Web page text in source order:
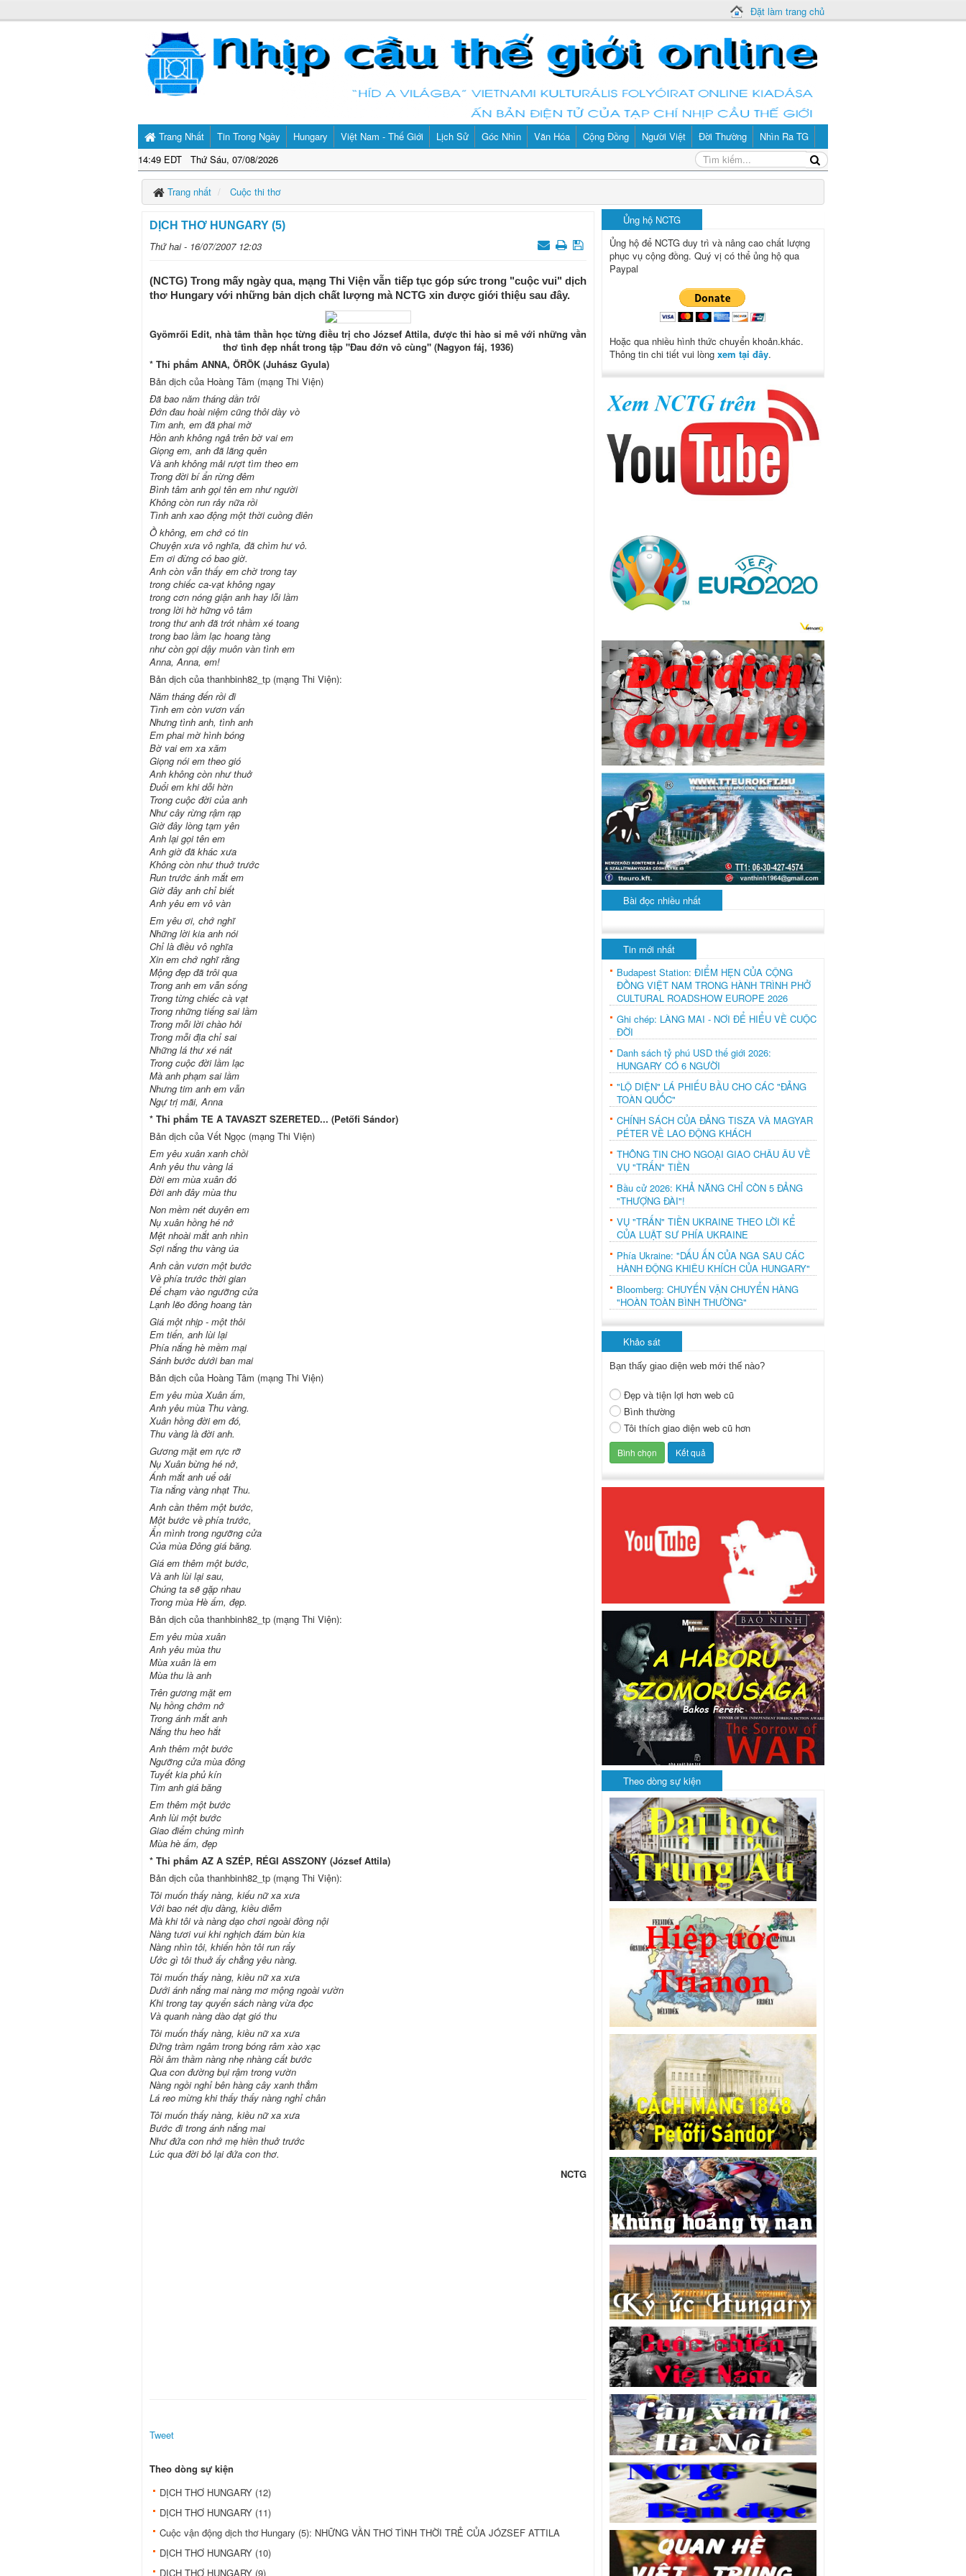
Đặt làm trang chủ
Trang Nhất
14:49 EDT Thứ Sáu, 07/08/2026
Tin Trong Ngày Hungary Việt Nam - Thế Giới Lịch Sử Góc Nhìn Văn Hóa Cộng Đồng Người Việt Đời Thường Nhìn Ra TG
Trang nhất Cuộc thi thơ
DỊCH THƠ HUNGARY (5)
Thứ hai - 16/07/2007 12:03
(NCTG) Trong mấy ngày qua, mạng Thi Viện vẫn tiếp tục góp sức trong "cuộc vui" dịch
thơ Hungary với những bản dịch chất lượng mà NCTG xin được giới thiệu sau đây.
Gyömrői Edit, nhà tâm thần học từng điều trị cho József Attila, được thi hào si mê với những vần
thơ tình đẹp nhất trong tập "Đau đớn vô cùng" (Nagyon fáj, 1936)
* Thi phẩm ANNA, ÖRÖK (Juhász Gyula)
Bản dịch của Hoàng Tâm (mạng Thi Viện)
Đã bao năm tháng dần trôi
Đớn đau hoài niệm cũng thôi dày vò
Tim anh, em đã phai mờ
Hồn anh không ngả trên bờ vai em
Giọng em, anh đã lãng quên
Và anh không mải rượt tìm theo em
Trong đời bí ẩn rừng đêm
Bình tâm anh gọi tên em như người
Không còn run rảy nữa rồi
Tình anh xao động một thời cuồng điên
Ồ không, em chớ có tin
Chuyện xưa vô nghĩa, đã chìm hư vô.
Em ơi đừng có bao giờ.
Anh còn vẫn thấy em chờ trong tay
trong chiếc ca-vạt không ngay
trong cơn nóng giận anh hay lỗi lầm
trong lời hờ hững vô tâm
trong thư anh đã trót nhầm xé toang
trong bao lầm lạc hoang tàng
như còn gọi dậy muôn vàn tình em
Anna, Anna, em!
Bản dịch của thanhbinh82_tp (mạng Thi Viện):
Năm tháng đến rồi đi
Tình em còn vươn vấn
Nhưng tình anh, tình anh
Em phai mờ hình bóng
Bờ vai em xa xăm
Giọng nói em theo gió
Anh không còn như thuở
Đuổi em khi dỗi hờn
Trong cuộc đời của anh
Như cây rừng rậm rạp
Giờ đây lòng tạm yên
Anh lại gọi tên em
Anh giờ đã khác xưa
Không còn như thuở trước
Run trước ánh mắt em
Giờ đây anh chỉ biết
Anh yêu em vô vàn
Em yêu ơi, chớ nghĩ
Những lời kia anh nói
Chỉ là điều vô nghĩa
Xin em chớ nghĩ rằng
Mộng đẹp đã trôi qua
Trong anh em vẫn sống
Trong từng chiếc cà vạt
Trong những tiếng sai lầm
Trong mỗi lời chào hỏi
Trong mỗi địa chỉ sai
Những lá thư xé nát
Trong cuộc đời lầm lạc
Mà anh phạm sai lầm
Nhưng tim anh em vẫn
Ngự trị mãi, Anna
* Thi phẩm TE A TAVASZT SZERETED... (Petőfi Sándor)
Bản dịch của Vết Ngọc (mạng Thi Viện)
Em yêu xuân xanh chồi
Anh yêu thu vàng lá
Đời em mùa xuân đó
Đời anh đây mùa thu
Non mềm nét duyên em
Nụ xuân hồng hé nở
Mệt nhoài mắt anh nhìn
Sợi nắng thu vàng úa
Anh cần vươn một bước
Về phía trước thời gian
Để chạm vào ngưỡng cửa
Lạnh lẽo đông hoang tàn
Giá một nhịp - một thôi
Em tiến, anh lùi lại
Phía nắng hè mềm mại
Sánh bước dưới ban mai
Bản dịch của Hoàng Tâm (mạng Thi Viện)
Em yêu mùa Xuân ấm,
Anh yêu mùa Thu vàng.
Xuân hồng đời em đó,
Thu vàng là đời anh.
Gương mặt em rực rỡ
Nụ Xuân bừng hé nở,
Ánh mắt anh uể oải
Tia nắng vàng nhạt Thu.
Anh cần thêm một bước,
Một bước về phía trước,
Ẩn mình trong ngưỡng cửa
Của mùa Đông giá băng.
Giá em thêm một bước,
Và anh lùi lại sau,
Chúng ta sẽ gặp nhau
Trong mùa Hè ấm, đẹp.
Bản dịch của thanhbinh82_tp (mạng Thi Viện):
Em yêu mùa xuân
Anh yêu mùa thu
Mùa xuân là em
Mùa thu là anh
Trên gương mặt em
Nụ hồng chớm nở
Trong ánh mắt anh
Nắng thu heo hắt
Anh thêm một bước
Ngưỡng cửa mùa đông
Tuyết kia phủ kín
Tim anh giá băng
Em thêm một bước
Anh lùi một bước
Giao điểm chúng mình
Mùa hè ấm, đẹp
* Thi phẩm AZ A SZÉP, RÉGI ASSZONY (József Attila)
Bản dịch của thanhbinh82_tp (mạng Thi Viện):
Tôi muốn thấy nàng, kiếu nữ xa xưa
Với bao nét dịu dàng, kiều diễm
Mà khi tôi và nàng dạo chơi ngoài đồng nội
Nàng tươi vui khi nghịch đám bùn kia
Nàng nhìn tôi, khiến hồn tôi run rẩy
Ước gì tôi thuở ấy chẳng yêu nàng.
Tôi muốn thấy nàng, kiều nữ xa xưa
Dưới ánh nắng mai nàng mơ mộng ngoài vườn
Khi trong tay quyển sách nàng vừa đọc
Và quanh nàng dào dạt gió thu
Tôi muốn thấy nàng, kiều nữ xa xưa
Đứng trầm ngâm trong bóng râm xào xạc
Rồi âm thầm nàng nhẹ nhàng cất bước
Qua con đường bụi rậm trong vườn
Nàng ngồi nghỉ bên hàng cây xanh thẳm
Lá reo mừng khi thấy thấy nàng nghỉ chân
Tôi muốn thấy nàng, kiều nữ xa xưa
Bước đi trong ánh nắng mai
Như đứa con nhớ mẹ hiền thuở trước
Lúc qua đời bỏ lại đứa con thơ.
NCTG
Tweet
Theo dòng sự kiện
DỊCH THƠ HUNGARY (12)
DỊCH THƠ HUNGARY (11)
Cuộc vận động dịch thơ Hungary (5): NHỮNG VẦN THƠ TÌNH THỜI TRẺ CỦA JÓZSEF ATTILA
DỊCH THƠ HUNGARY (10)
DỊCH THƠ HUNGARY (9)
Ủng hộ NCTG
Ủng hộ để NCTG duy trì và nâng cao chất lượng
phục vụ cộng đồng. Quý vị có thể ủng hộ qua
Paypal
Hoặc qua nhiều hình thức chuyển khoản.khác.
Thông tin chi tiết vui lòng xem tại đây.
Bài đọc nhiều nhất
Tin mới nhất
Budapest Station: ĐIỂM HẸN CỦA CỘNG
ĐỒNG VIỆT NAM TRONG HÀNH TRÌNH PHỞ
CULTURAL ROADSHOW EUROPE 2026
Ghi chép: LÀNG MAI - NƠI ĐỂ HIỂU VỀ CUỘC
ĐỜI
Danh sách tỷ phú USD thế giới 2026:
HUNGARY CÓ 6 NGƯỜI
"LỘ DIỆN" LÁ PHIẾU BẦU CHO CÁC "ĐẢNG
TOÀN QUỐC"
CHÍNH SÁCH CỦA ĐẢNG TISZA VÀ MAGYAR
PÉTER VỀ LAO ĐỘNG KHÁCH
THÔNG TIN CHO NGOẠI GIAO CHÂU ÂU VỀ
VỤ "TRẤN" TIỀN
Bầu cử 2026: KHẢ NĂNG CHỈ CÒN 5 ĐẢNG
"THƯỢNG ĐÀI"!
VỤ "TRẤN" TIỀN UKRAINE THEO LỜI KỂ
CỦA LUẬT SƯ PHÍA UKRAINE
Phía Ukraine: "DẤU ẤN CỦA NGA SAU CÁC
HÀNH ĐỘNG KHIÊU KHÍCH CỦA HUNGARY"
Bloomberg: CHUYẾN VẬN CHUYỂN HÀNG
"HOÀN TOÀN BÌNH THƯỜNG"
Khảo sát
Bạn thấy giao diện web mới thế nào?
Đẹp và tiện lợi hơn web cũ
Bình thường
Tôi thích giao diện web cũ hơn
Theo dòng sự kiện